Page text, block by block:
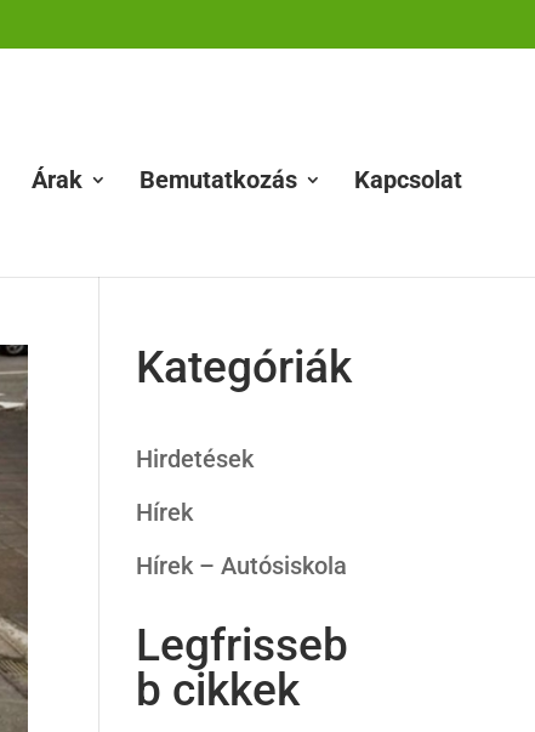
Árak Bemutatkozás
Kapcsolat
Kategóriák
Hirdetések
Hírek
Hírek – Autósiskola
Legfrisseb
b cikkek